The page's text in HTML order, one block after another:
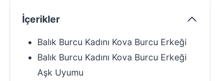
İçerikler
Balık Burcu Kadını Kova Burcu Erkeği
Balık Burcu Kadını Kova Burcu Erkeği
Aşk Uyumu